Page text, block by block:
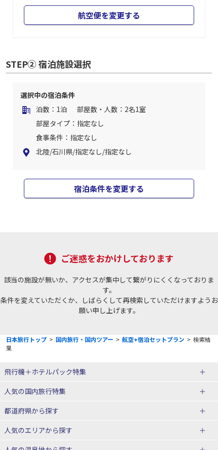
航空便を変更する
STEP② 宿泊施設選択
選択中の宿泊条件
泊数：1泊
部屋数・人数：2名1室
部屋タイプ：指定なし
食事条件：指定なし
北陸/石川県/指定なし/指定なし
宿泊条件を変更する
ご迷惑をおかけしております
該当の施設が無いか、アクセスが集中して繋がりにくくなっておりま
す。
条件を変えていただくか、しばらくして再検索していただけますようお
願い申し上げます。
日本旅行トップ > 国内旅行・国内ツアー > 航空+宿泊セットプラン > 検索結
果
飛行機＋ホテルパック特集
赤い風船ダイナミックパッケージ
ＪＡＬで行く飛行機+ホテルパック
人気の国内旅行特集
東京ディズニーリゾート®への旅
ユニバーサル・スタジオ・ジャパ
都道府県から探す
北海道旅行・ツアー
人気のエリアから探す